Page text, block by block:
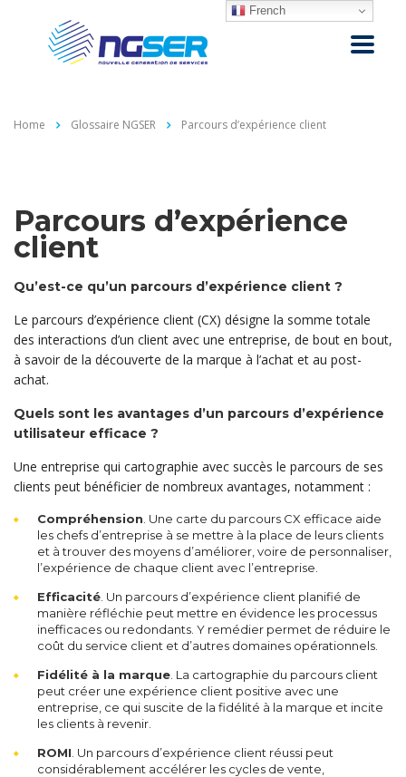
Home Glossaire NGSER Parcours d’expérience client
Parcours d’expérience
client
Qu’est-ce qu’un parcours d’expérience client ?
Le parcours d’expérience client (CX) désigne la somme totale
des interactions d’un client avec une entreprise, de bout en bout,
à savoir de la découverte de la marque à l’achat et au post-
achat.
Quels sont les avantages d’un parcours d’expérience
utilisateur efficace ?
Une entreprise qui cartographie avec succès le parcours de ses
clients peut bénéficier de nombreux avantages, notamment :
Compréhension . Une carte du parcours CX efficace aide
les chefs d’entreprise à se mettre à la place de leurs clients
et à trouver des moyens d’améliorer, voire de personnaliser,
l’expérience de chaque client avec l’entreprise.
Efficacité . Un parcours d’expérience client planifié de
manière réfléchie peut mettre en évidence les processus
inefficaces ou redondants. Y remédier permet de réduire le
coût du service client et d’autres domaines opérationnels.
Fidélité à la marque . La cartographie du parcours client
peut créer une expérience client positive avec une
entreprise, ce qui suscite de la fidélité à la marque et incite
les clients à revenir.
ROMI . Un parcours d’expérience client réussi peut
considérablement accélérer les cycles de vente,
French